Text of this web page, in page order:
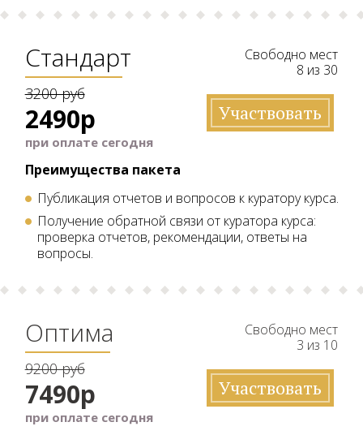
Стандарт
3200 руб
2490р
при оплате сегодня
Свободно мест
8 из 30
Участвовать
Преимущества пакета
Публикация отчетов и вопросов к куратору курса.
Получение обратной связи от куратора курса:
проверка отчетов, рекомендации, ответы на
вопросы.
Оптима
9200 руб
7490р
при оплате сегодня
Свободно мест
3 из 10
Участвовать